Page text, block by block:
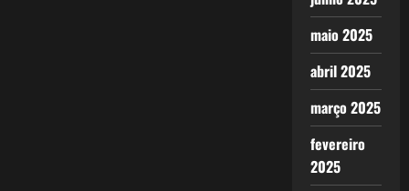
maio 2025
abril 2025
março 2025
fevereiro
2025